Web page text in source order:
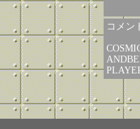
コメン